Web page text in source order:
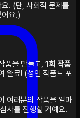
. (단, 사회적 문제를
요.)
품을 만들고, 1회 작품
완료! (성인 작품도 포
여러분의 작품을 얼마
사를 진행할 거예요.